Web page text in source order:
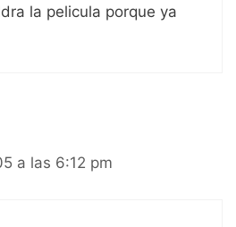
la pelicula porque ya
a las 6:12 pm